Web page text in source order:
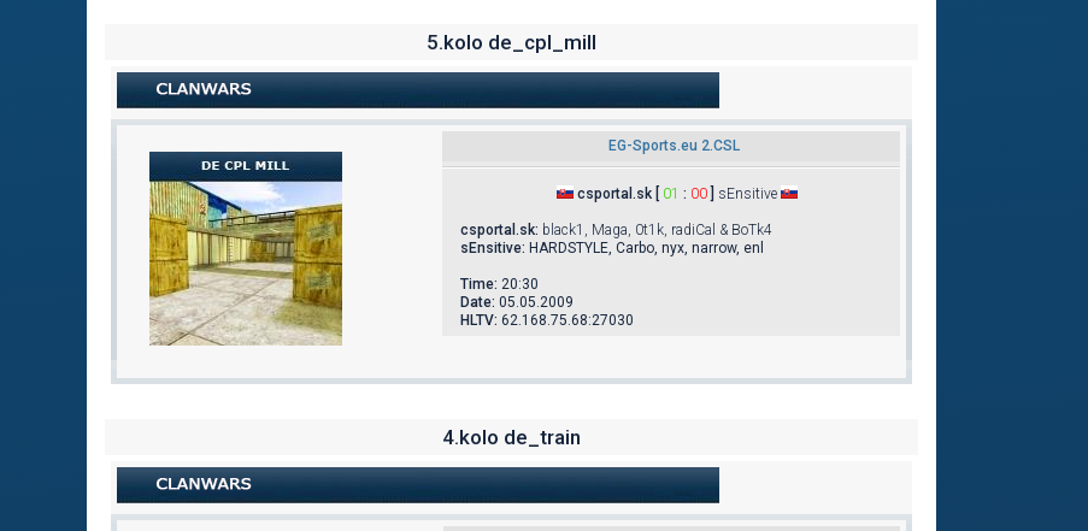
5.kolo de_cpl_mill
EG-Sports.eu 2.CSL
csportal.sk [ 01 : 00 sEnsitive
csportal.sk: black1, Maga, 0t1k, radiCal & BoTk4
sEnsitive: HARDSTYLE, Carbo, nyx, narrow, enl
Time: 20:30
Date: 05.05.2009
HLTV: 62.168.75.68:27030
4.kolo de_train